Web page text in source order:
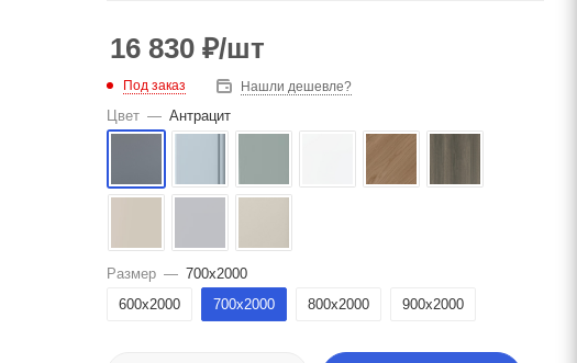
16 830 ₽/шт
Под заказ Нашли дешевле?
Цвет — Антрацит
Размер — 700x2000
600x2000
700x2000 800x2000 900x2000